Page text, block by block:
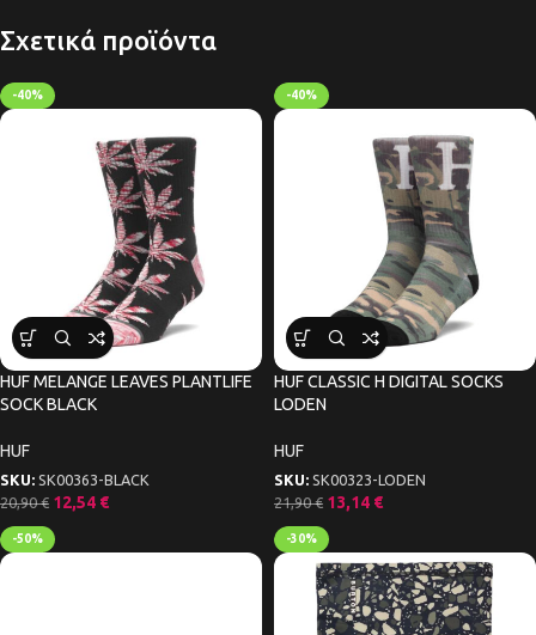
Σχετικά προϊόντα
-40%
HUF MELANGE LEAVES PLANTLIFE
SOCK BLACK
HUF
SKU: SK00363-BLACK
20,90€ 12,54 €
-40%
HUF CLASSIC H DIGITAL SOCKS
LODEN
HUF
SKU: SK00323-LODEN
21,90€ 13,14 €
-50% -30%